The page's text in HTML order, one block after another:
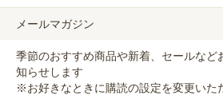
メールマガジン
季節のおすすめ商品や新着、セールなど
知らせします
※お好きなときに購読の設定を変更いた